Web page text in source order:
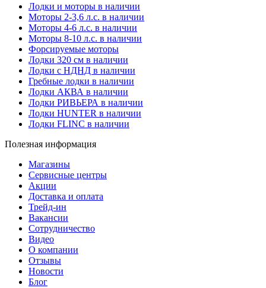
Лодки и моторы в наличии
Моторы 2-3,6 л.с. в наличии
Моторы 4-6 л.с. в наличии
Моторы 8-10 л.с. в наличии
Форсируемые моторы
Лодки 320 см в наличии
Лодки с НДНД в наличии
Гребные лодки в наличии
Лодки АКВА в наличии
Лодки РИВЬЕРА в наличии
Лодки HUNTER в наличии
Лодки FLINC в наличии
Полезная информация
Магазины
Сервисные центры
Акции
Доставка и оплата
Трейд-ин
Вакансии
Сотрудничество
Видео
О компании
Отзывы
Новости
Блог